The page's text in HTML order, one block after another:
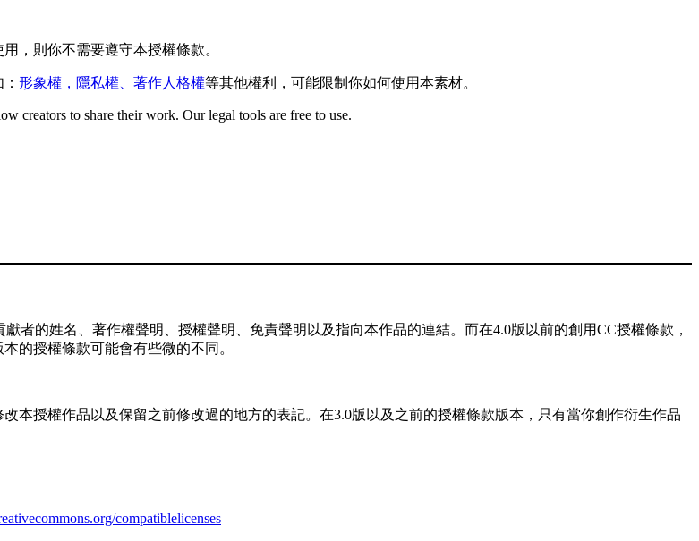
用，則你不需要遵守本授權條款。
形象權，隱私權、著作人格權等其他權利，可能限制你如何使用本素材。
creators to share their work. Our legal tools are free to use.
的姓名、著作權聲明、授權聲明、免責聲明以及指向本作品的連結。而在4.0版以前的創用CC授權條款，
的授權條款可能會有些微的不同。
本授權作品以及保留之前修改過的地方的表記。在3.0版以及之前的授權條款版本，只有當你創作衍生作品
compatiblelicenses